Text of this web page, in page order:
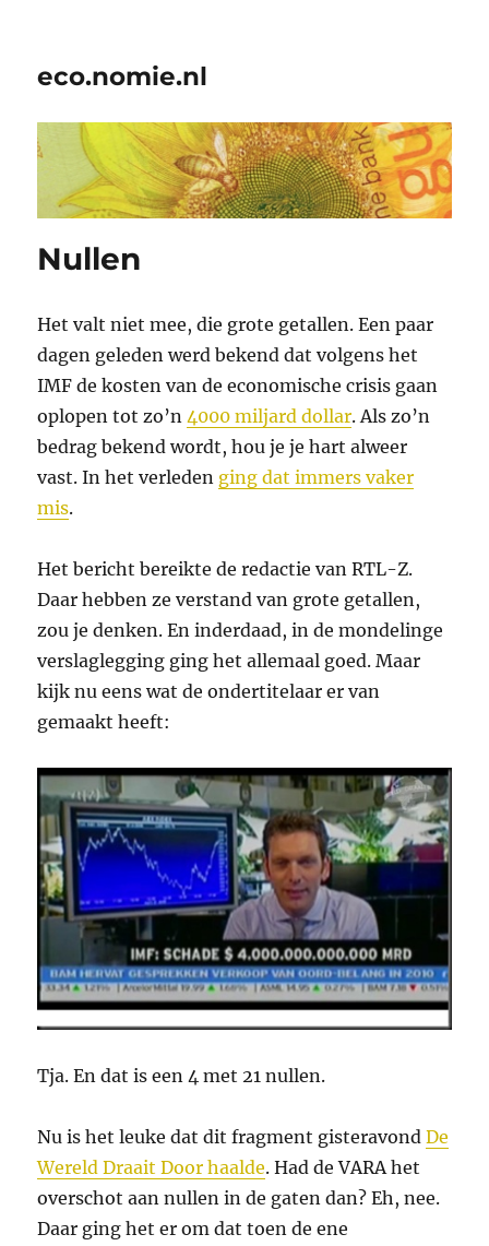
eco.nomie.nl
Nullen
Het valt niet mee, die grote getallen. Een paar
dagen geleden werd bekend dat volgens het
IMF de kosten van de economische crisis gaan
oplopen tot zo’n4000 miljard dollar. Als zo’n
bedrag bekend wordt, hou je je hart alweer
vast. In het verleden ging dat immers vaker
mis.
Het bericht bereikte de redactie van RTL-Z.
Daar hebben ze verstand van grote getallen,
zou je denken. En inderdaad, in de mondelinge
verslaglegging ging het allemaal goed. Maar
kijk nu eens wat de ondertitelaar er van
gemaakt heeft:
Tja. En dat is een 4 met 21 nullen.
Nu is het leuke dat dit fragment gisteravondDe
Wereld Draait Door haalde. Had de VARA het
overschot aan nullen in de gaten dan? Eh, nee.
Daar ging het er om dat toen de ene